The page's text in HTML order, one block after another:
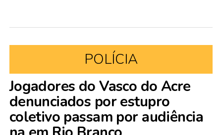
POLÍCIA
Jogadores do Vasco do Acre
denunciados por estupro
coletivo passam por audiência